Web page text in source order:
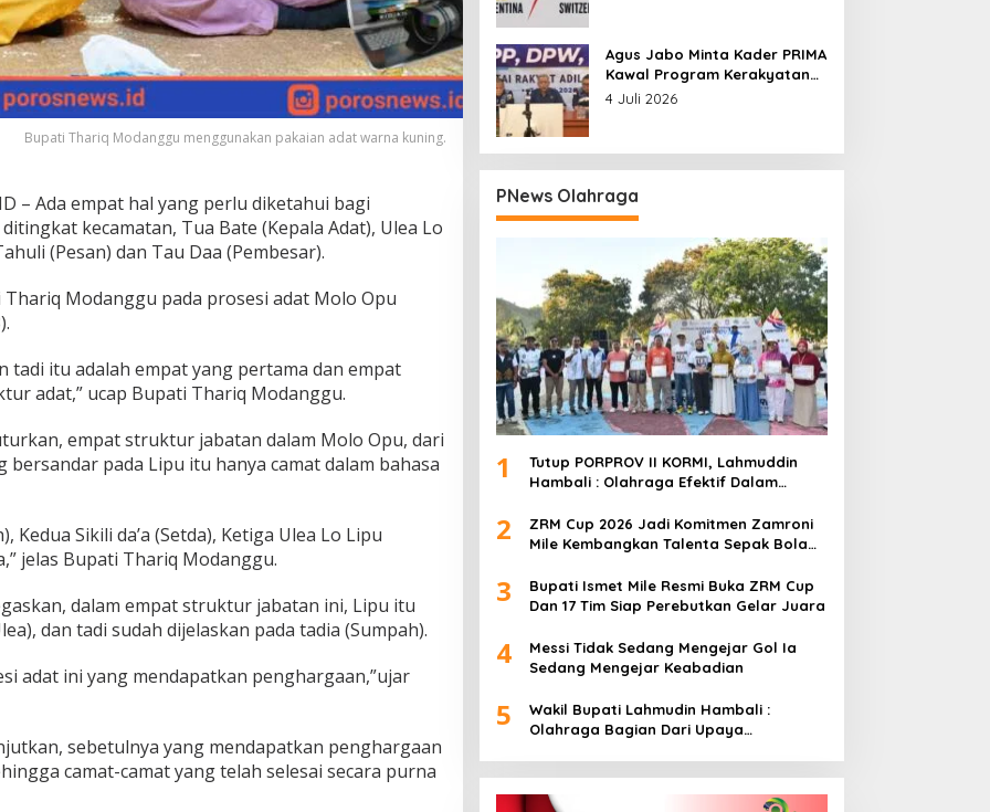
Bupati Thariq Modanggu menggunakan pakaian adat warna kuning.
– Ada empat hal yang perlu diketahui bagi
kecamatan, Tua Bate (Kepala Adat), Ulea Lo
(Pesan) dan Tau Daa (Pembesar).
Modanggu pada prosesi adat Molo Opu
tadi itu adalah empat yang pertama dan empat
adat,” ucap Bupati Thariq Modanggu.
empat struktur jabatan dalam Molo Opu, dari
pada Lipu itu hanya camat dalam bahasa
Kedua Sikili da’a (Setda), Ketiga Ulea Lo Lipu
jelas Bupati Thariq Modanggu.
dalam empat struktur jabatan ini, Lipu itu
dan tadi sudah dijelaskan pada tadia (Sumpah).
adat ini yang mendapatkan penghargaan,”ujar
sebetulnya yang mendapatkan penghargaan
camat-camat yang telah selesai secara purna
Agus Jabo Minta Kader PRIMA
Kawal Program Kerakyatan
Pemerintahan Prabowo
4 Juli 2026
PNews Olahraga
1
Tutup PORPROV II KORMI, Lahmuddin
Hambali : Olahraga Efektif Dalam
2
ZRM Cup 2026 Jadi Komitmen Zamroni
Mile Kembangkan Talenta Sepak Bola
3
Bupati Ismet Mile Resmi Buka ZRM Cup
Dan 17 Tim Siap Perebutkan Gelar Juara
4
Messi Tidak Sedang Mengejar Gol Ia
Sedang Mengejar Keabadian
5
Wakil Bupati Lahmudin Hambali :
Olahraga Bagian Dari Upaya